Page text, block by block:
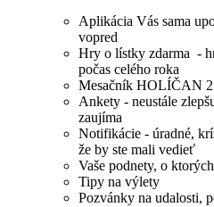
Aplikácia Vás sama
vopred
Hry o lístky zdarma -
počas celého roka
Mesačník HOLÍČAN
Ankety - neustále
zaujíma
Notifikácie - úradné,
že by ste mali vedieť
Vaše podnety, o
Tipy na výlety
Pozvánky na udalosti,